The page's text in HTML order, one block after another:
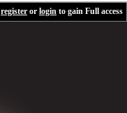
register or login to gain Full access